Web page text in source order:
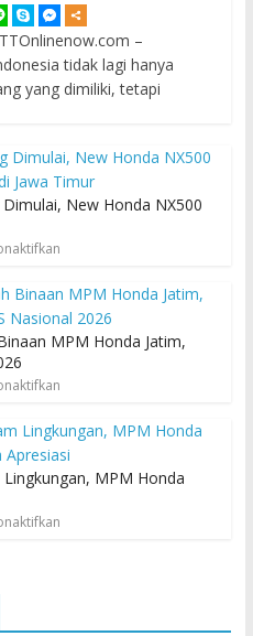
–
tidak lagi hanya
yang dimiliki, tetapi
New Honda NX500
MPM Honda Jatim,
MPM Honda